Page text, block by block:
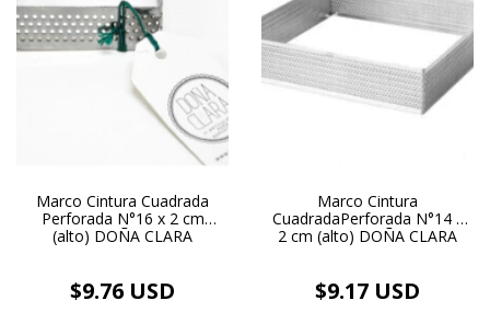
Marco Cintura Cuadrada
Perforada N°16 x 2 cm
(alto) DOÑA CLARA
$9.76 USD
Marco Cintura
CuadradaPerforada N°14 x
2 cm (alto) DOÑA CLARA
$9.17 USD